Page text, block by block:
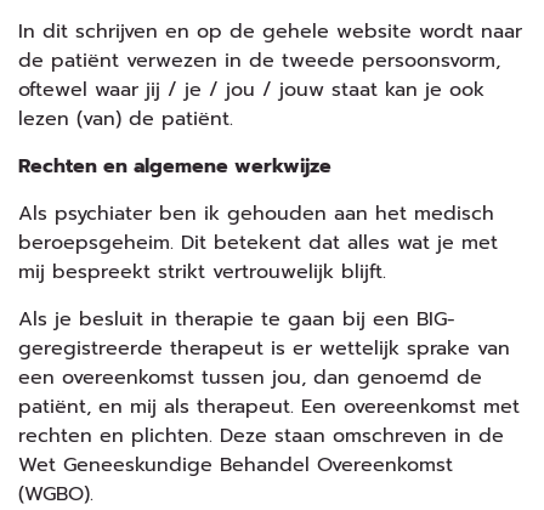
In dit schrijven en op de gehele website wordt naar
de patiënt verwezen in de tweede persoonsvorm,
oftewel waar jij / je / jou / jouw staat kan je ook
lezen (van) de patiënt.
Rechten en algemene werkwijze
Als psychiater ben ik gehouden aan het medisch
beroepsgeheim. Dit betekent dat alles wat je met
mij bespreekt strikt vertrouwelijk blijft.
Als je besluit in therapie te gaan bij een BIG-
geregistreerde therapeut is er wettelijk sprake van
een overeenkomst tussen jou, dan genoemd de
patiënt, en mij als therapeut. Een overeenkomst met
rechten en plichten. Deze staan omschreven in de
Wet Geneeskundige Behandel Overeenkomst
(WGBO).